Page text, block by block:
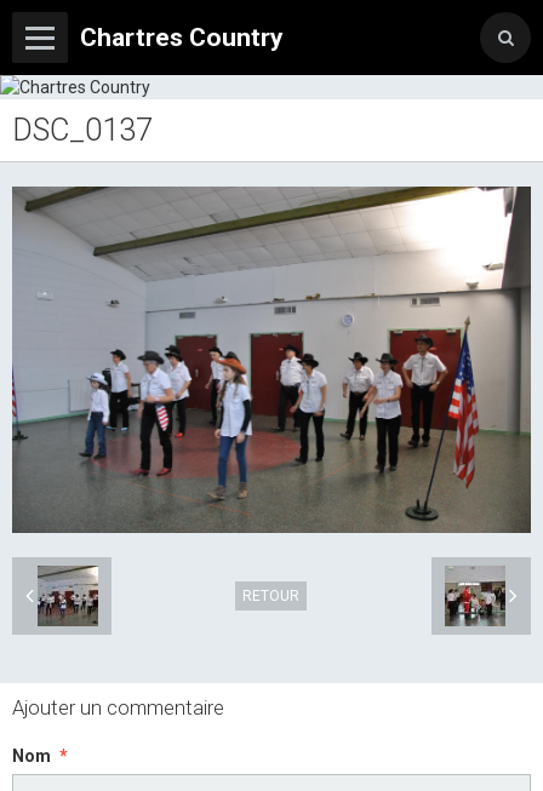
Chartres Country
DSC_0137
RETOUR
Ajouter un commentaire
Nom